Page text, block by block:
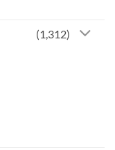
(1,312)